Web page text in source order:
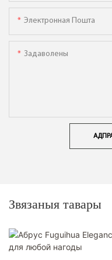
Электронная Пошта
Задаволены
Звязаныя тавары